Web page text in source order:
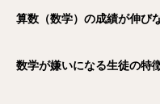
算数（数学）の成績が伸び
数学が嫌いになる生徒の特